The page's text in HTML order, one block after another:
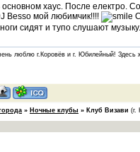
основном хаус. После електро.
Besso мой любимчик!!!!
сидят и тупо слушают
люблю г.Коровёв и г. Юбилейный! Здесь
» Ночные клубы » Клуб Визави (г.